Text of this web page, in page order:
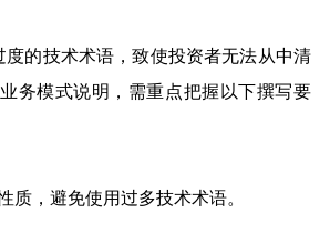
的技术术语，致使投资者无法从中清
务模式说明，需重点把握以下撰写要
质，避免使用过多技术术语。